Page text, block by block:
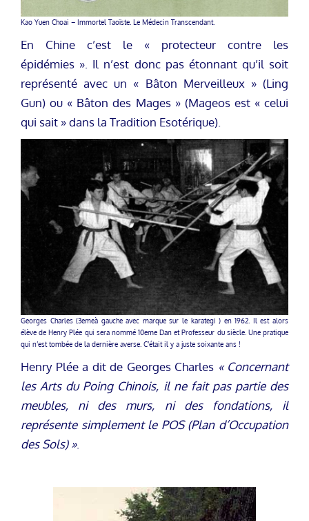
Kao Yuen Choai – Immortel Taoïste. Le Médecin Transcendant.
En Chine c’est le « protecteur contre les
épidémies ». Il n’est donc pas étonnant qu’il soit
représenté avec un « Bâton Merveilleux » (Ling
Gun) ou « Bâton des Mages » (Mageos est « celui
qui sait » dans la Tradition Esotérique).
Georges Charles (3emeà gauche avec marque sur le karategi ) en 1962. Il est alors
élève de Henry Plée qui sera nommé 10eme Dan et Professeur du siècle. Une pratique
qui n’est tombée de la dernière averse. C’était il y a juste soixante ans !
Henry Plée a dit de Georges Charles « Concernant
les Arts du Poing Chinois, il ne fait pas partie des
meubles, ni des murs, ni des fondations, il
représente simplement le POS (Plan d’Occupation
des Sols) ».